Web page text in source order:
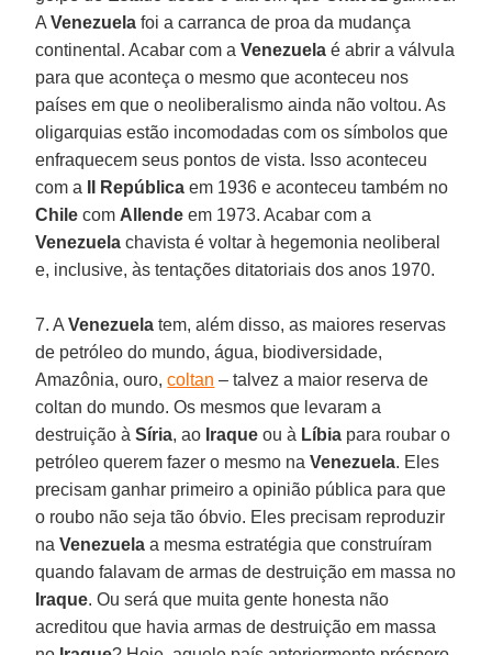
AVenezuela foi a carranca de proa da mudança
continental. Acabar com aVenezuela é abrir a válvula
para que aconteça o mesmo que aconteceu nos
países em que o neoliberalismo ainda não voltou. As
oligarquias estão incomodadas com os símbolos que
enfraquecem seus pontos de vista. Isso aconteceu
com a
II República em 1936 e aconteceu também no
Chile com Allende em 1973. Acabar com a
Venezuela chavista é voltar à hegemonia neoliberal
e, inclusive, às tentações ditatoriais dos anos 1970.
7. AVenezuela tem, além disso, as maiores reservas
de petróleo do mundo, água, biodiversidade,
Amazônia, ouro,coltan – talvez a maior reserva de
coltan do mundo. Os mesmos que levaram a
destruição àSíria, ao Iraque ou à Líbia para roubar o
petróleo querem fazer o mesmo naVenezuela. Eles
precisam ganhar primeiro a opinião pública para que
o roubo não seja tão óbvio. Eles precisam reproduzir
naVenezuela a mesma estratégia que construíram
quando falavam de armas de destruição em massa no
Iraque. Ou será que muita gente honesta não
acreditou que havia armas de destruição em massa